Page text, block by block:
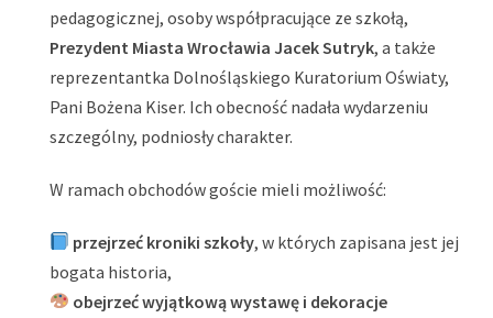
pedagogicznej, osoby współpracujące ze szkołą,
Prezydent Miasta Wrocławia Jacek Sutryk, a także
reprezentantka Dolnośląskiego Kuratorium Oświaty,
Pani Bożena Kiser. Ich obecność nadała wydarzeniu
szczególny, podniosły charakter.
W ramach obchodów goście mieli możliwość:
przejrzeć kroniki szkoły, w których zapisana jest jej
bogata historia,
obejrzeć wyjątkową wystawę i dekoracje